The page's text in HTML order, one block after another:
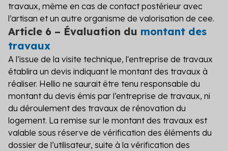
travaux, même en cas de contact postérieur avec
l’artisan et un autre organisme de valorisation de cee.
Article 6 – Évaluation du montant des
travaux
A l’issue de la visite technique, l'entreprise de travaux
établira un devis indiquant le montant des travaux à
réaliser. Hellio ne saurait être tenu responsable du
montant du devis émis par l’entreprise de travaux, ni
du déroulement des travaux de rénovation du
logement. La remise sur le montant des travaux est
valable sous réserve de vérification des éléments du
dossier de l’utilisateur, suite à la vérification des